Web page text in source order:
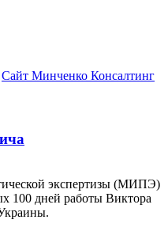
Сайт Минченко Консалтинг
экспертизы (МИПЭ)
100 дней работы Виктора